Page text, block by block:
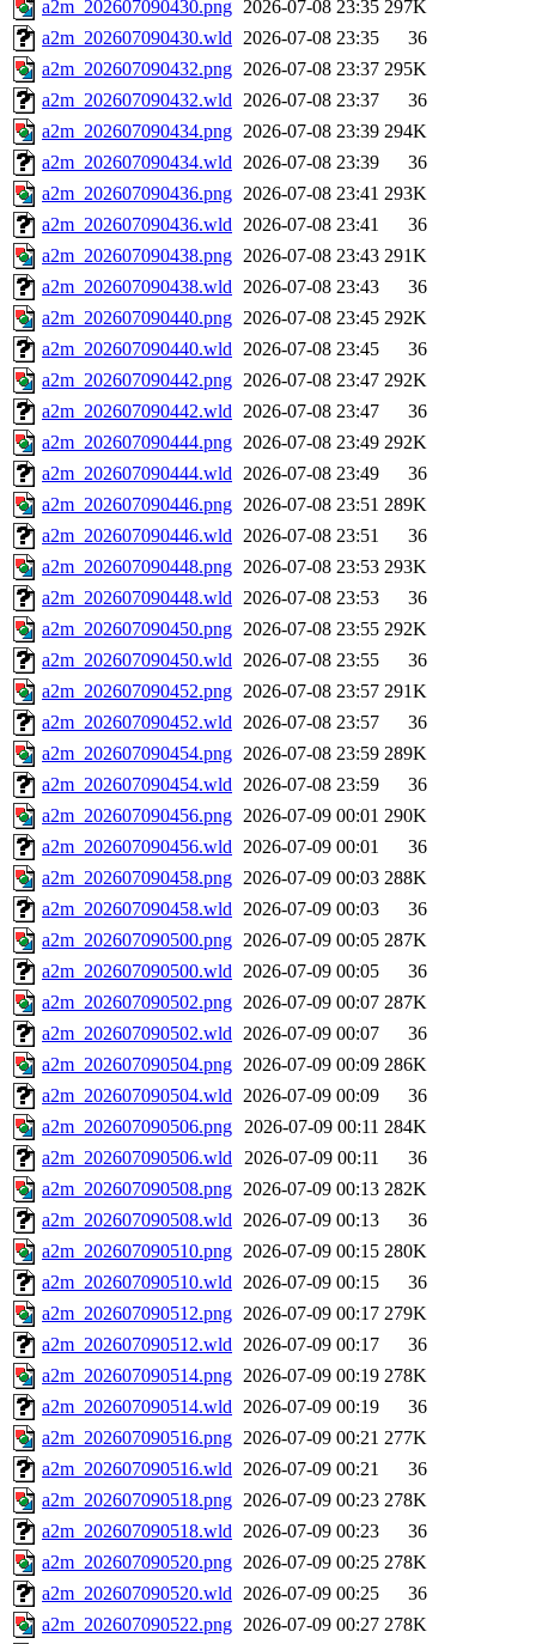
a2m_202607090430.png 2026-07-08 23:35 297K
a2m_202607090430.wld 2026-07-08 23:35
36
a2m_202607090432.png 2026-07-08 23:37 295K
a2m_202607090432.wld 2026-07-08 23:37
36
a2m_202607090434.png 2026-07-08 23:39 294K
a2m_202607090434.wld 2026-07-08 23:39
36
a2m_202607090436.png 2026-07-08 23:41 293K
a2m_202607090436.wld 2026-07-08 23:41
36
a2m_202607090438.png 2026-07-08 23:43 291K
a2m_202607090438.wld 2026-07-08 23:43
36
a2m_202607090440.png 2026-07-08 23:45 292K
a2m_202607090440.wld 2026-07-08 23:45
36
a2m_202607090442.png 2026-07-08 23:47 292K
a2m_202607090442.wld 2026-07-08 23:47
36
a2m_202607090444.png 2026-07-08 23:49 292K
a2m_202607090444.wld 2026-07-08 23:49
36
a2m_202607090446.png 2026-07-08 23:51 289K
a2m_202607090446.wld 2026-07-08 23:51
36
a2m_202607090448.png 2026-07-08 23:53 293K
a2m_202607090448.wld 2026-07-08 23:53
36
a2m_202607090450.png 2026-07-08 23:55 292K
a2m_202607090450.wld 2026-07-08 23:55
36
a2m_202607090452.png 2026-07-08 23:57 291K
a2m_202607090452.wld 2026-07-08 23:57
36
a2m_202607090454.png 2026-07-08 23:59 289K
a2m_202607090454.wld 2026-07-08 23:59
36
a2m_202607090456.png 2026-07-09 00:01 290K
a2m_202607090456.wld 2026-07-09 00:01
36
a2m_202607090458.png 2026-07-09 00:03 288K
a2m_202607090458.wld 2026-07-09 00:03
36
a2m_202607090500.png 2026-07-09 00:05 287K
a2m_202607090500.wld 2026-07-09 00:05
36
a2m_202607090502.png 2026-07-09 00:07 287K
a2m_202607090502.wld 2026-07-09 00:07
36
a2m_202607090504.png 2026-07-09 00:09 286K
a2m_202607090504.wld 2026-07-09 00:09
36
a2m_202607090506.png 2026-07-09 00:11 284K
a2m_202607090506.wld 2026-07-09 00:11
36
a2m_202607090508.png 2026-07-09 00:13 282K
a2m_202607090508.wld 2026-07-09 00:13
36
a2m_202607090510.png 2026-07-09 00:15 280K
a2m_202607090510.wld 2026-07-09 00:15
36
a2m_202607090512.png 2026-07-09 00:17 279K
a2m_202607090512.wld 2026-07-09 00:17
36
a2m_202607090514.png 2026-07-09 00:19 278K
a2m_202607090514.wld 2026-07-09 00:19
36
a2m_202607090516.png 2026-07-09 00:21 277K
a2m_202607090516.wld 2026-07-09 00:21
36
a2m_202607090518.png 2026-07-09 00:23 278K
a2m_202607090518.wld 2026-07-09 00:23
36
a2m_202607090520.png 2026-07-09 00:25 278K
a2m_202607090520.wld 2026-07-09 00:25
36
a2m_202607090522.png 2026-07-09 00:27 278K